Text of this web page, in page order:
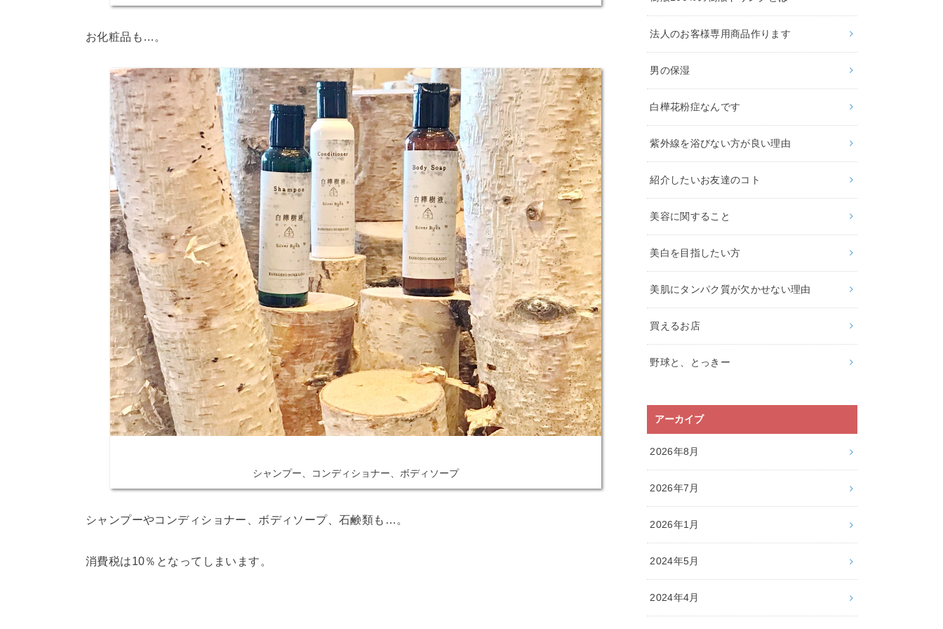
お化粧品も…。
シャンプー、コンディショナー、ボディソープ
シャンプーやコンディショナー、ボディソープ、石鹸類も…。
消費税は10％となってしまいます。
法人のお客様専用商品作ります
男の保湿
白樺花粉症なんです
紫外線を浴びない方が良い理由
紹介したいお友達のコト
美容に関すること
美白を目指したい方
美肌にタンパク質が欠かせない理由
買えるお店
野球と、とっきー
アーカイブ
2026年8月
2026年7月
2026年1月
2024年5月
2024年4月